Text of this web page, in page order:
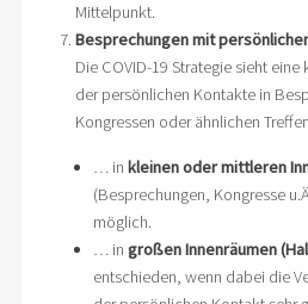
Mittelpunkt.
Besprechungen mit
Die COVID-19 Strategie sieht
der persönlichen Kontakte in
Kongressen oder ähnlichen
… in kleinen oder mittleren
(Besprechungen, Kongresse
möglich.
… in großen Innenräumen
entschieden, wenn dabei die